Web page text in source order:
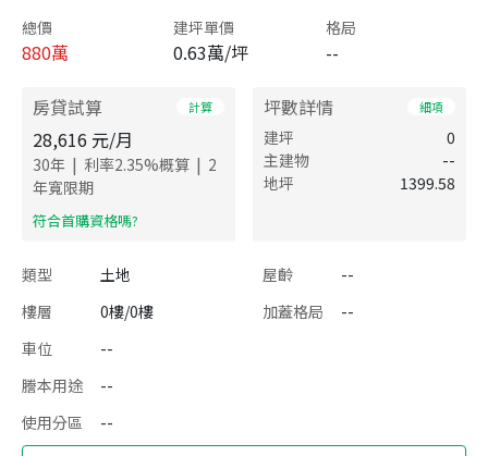
總價
880萬
建坪單價
0.63萬/坪
格局
--
房貸試算 計算
28,616 元/月
30年 | 利率2.35%概算 | 2
年寬限期
​符合首購資格嗎?
坪數詳情 細項
建坪
0
主建物
--
地坪
1399.58
類型 土地 屋齡
--
樓層
0樓/0樓 加蓋格局
--
車位
--
謄本用途
--
使用分區
--